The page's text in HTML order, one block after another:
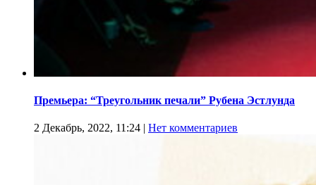
Премьера: “Треугольник печали” Рубена Эстлунда
2 Декабрь, 2022, 11:24 | Нет комментариев